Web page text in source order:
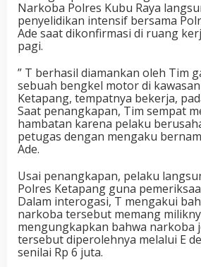
Narkoba Polres Kubu Raya
penyelidikan intensif bersama
Ade saat dikonfirmasi di ruang
pagi.
” T berhasil diamankan oleh Tim
sebuah bengkel motor di
Ketapang, tempatnya bekerja,
Saat penangkapan, Tim sempat
hambatan karena pelaku
petugas dengan mengaku
Ade.
Usai penangkapan, pelaku
Polres Ketapang guna
Dalam interogasi, T mengakui
narkoba tersebut memang
mengungkapkan bahwa narkoba
tersebut diperolehnya melalui E
senilai Rp 6 juta.